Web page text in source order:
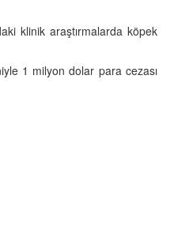
klinik araştırmalarda köpek
1 milyon dolar para cezası
Radyasyon Hayvanları Nasıl
07.01.2026